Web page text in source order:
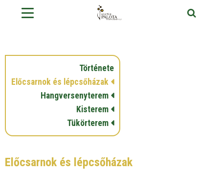
Története
Előcsarnok és lépcsőházak
Hangversenyterem
Kisterem
Tükörterem
Előcsarnok és lépcsőházak